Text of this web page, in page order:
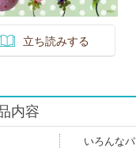
立ち読みする
内容
いろんな